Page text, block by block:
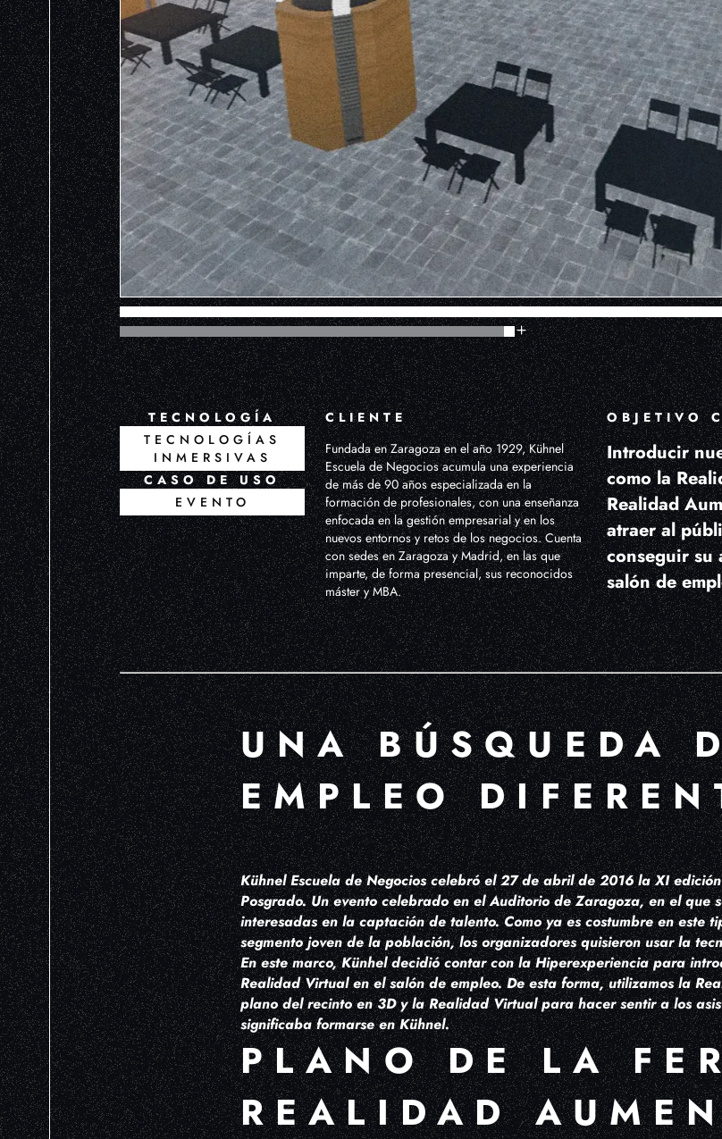
TECNOLOGÍA
TECNOLOGÍAS
INMERSIVAS
CASO DE USO
EVENTO
CLIENTE
Fundada en Zaragoza en el año 1929, Kühnel
Escuela de Negocios acumula una experiencia
de más de 90 años especializada en la
formación de profesionales, con una enseñanza
enfocada en la gestión empresarial y en los
nuevos entornos y retos de los negocios. Cuenta
con sedes en Zaragoza y Madrid, en las que
imparte, de forma presencial, sus reconocidos
máster y MBA.
OBJETIVO
Introducir
como la
Realidad
atraer al
conseguir su
salón de
UNA BÚSQUEDA
EMPLEO
Kühnel Escuela de Negocios celebró el 27 de abril de 2016 la XI
Posgrado. Un evento celebrado en el Auditorio de Zaragoza, en el que
interesadas en la captación de talento. Como ya es costumbre en este
segmento joven de la población, los organizadores quisieron usar la
En este marco, Künhel decidió contar con la Hiperexperiencia para
Realidad Virtual en el salón de empleo. De esta forma, utilizamos la
plano del recinto en 3D y la Realidad Virtual para hacer sentir a los
significaba formarse en Kühnel.
PLANO DE LA
REALIDAD